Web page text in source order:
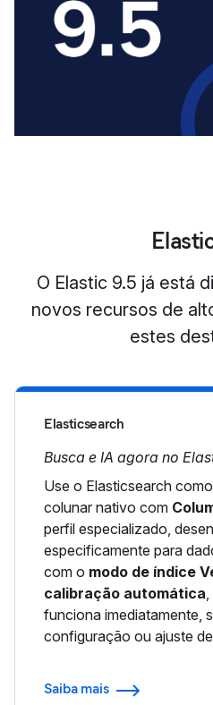
O Elastic 9.5 já está
novos recursos de
estes
Elasticsearch
Busca e IA agora no
Use o Elasticsearch
colunar nativo com
perfil especializado,
especificamente para
com o modo de índice
calibração automática
funciona imediatamente,
configuração ou ajuste
Saiba mais